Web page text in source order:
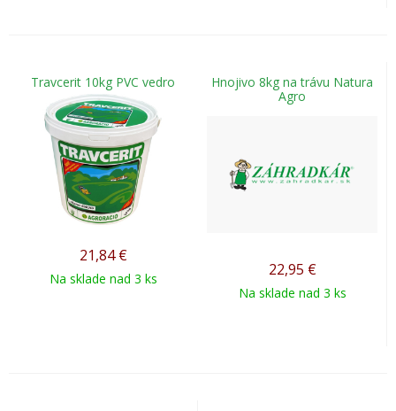
Travcerit 10kg PVC vedro
21,84 €
Na sklade nad 3 ks
Hnojivo 8kg na trávu Natura
Agro
22,95 €
Na sklade nad 3 ks